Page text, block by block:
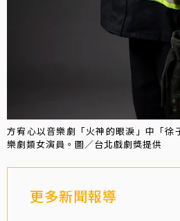
方宥心以音樂劇「火神的眼淚」中「徐
樂劇類女演員。圖／台北戲劇獎提供
更多新聞報導